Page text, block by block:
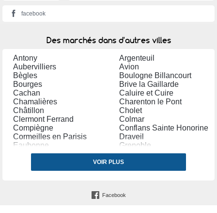
facebook
Des marchés dans d'autres villes
Antony
Argenteuil
Aubervilliers
Avion
Bègles
Boulogne Billancourt
Bourges
Brive la Gaillarde
Cachan
Caluire et Cuire
Chamalières
Charenton le Pont
Châtillon
Cholet
Clermont Ferrand
Colmar
Compiègne
Conflans Sainte Honorine
Cormeilles en Parisis
Draveil
Eaubonne
Grenoble
Houilles
La Garenne Colombes
Lens
Limeil Brévannes
Maisons Alfort
Neuilly sur Marne
VOIR PLUS
Facebook